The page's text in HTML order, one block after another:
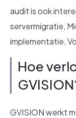
audit is ook
servermigratie,
implementatie,
Hoe
GVISION werkt